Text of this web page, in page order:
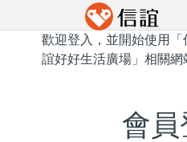
歡迎登入，並開始使用
誼好好生活廣場」相關網
會員